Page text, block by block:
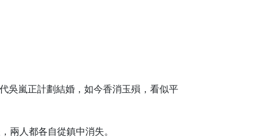
吳嵐正計劃結婚，如今香消玉殞，看似平
兩人都各自從鎮中消失。